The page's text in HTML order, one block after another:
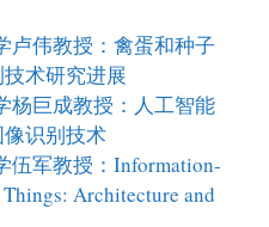
卢伟教授：禽蛋和种子
术研究进展
杨巨成教授：人工智能
识别技术
伍军教授：Information-
Architecture and